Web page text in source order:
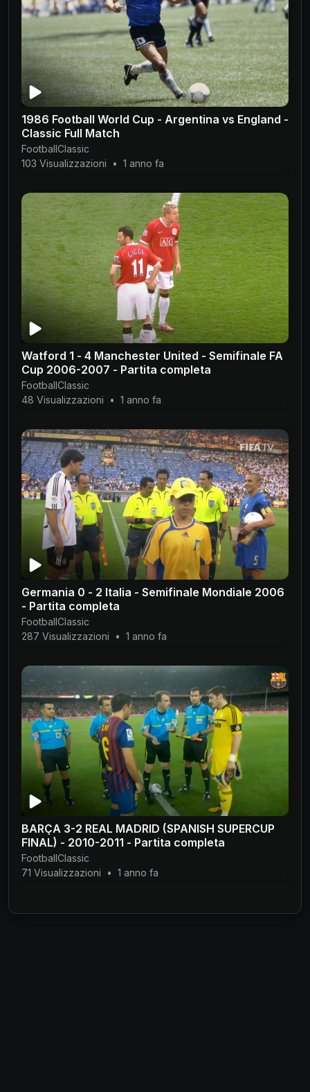
1986 Football World Cup - Argentina vs England -
Classic Full Match
FootballClassic
103 Visualizzazioni
• 1 anno fa
Watford 1 - 4 Manchester United - Semifinale FA
Cup 2006-2007 - Partita completa
FootballClassic
48 Visualizzazioni
• 1 anno fa
Germania 0 - 2 Italia - Semifinale Mondiale 2006
- Partita completa
FootballClassic
287 Visualizzazioni
• 1 anno fa
BARÇA 3-2 REAL MADRID (SPANISH SUPERCUP
FINAL) - 2010-2011 - Partita completa
FootballClassic
71 Visualizzazioni
• 1 anno fa